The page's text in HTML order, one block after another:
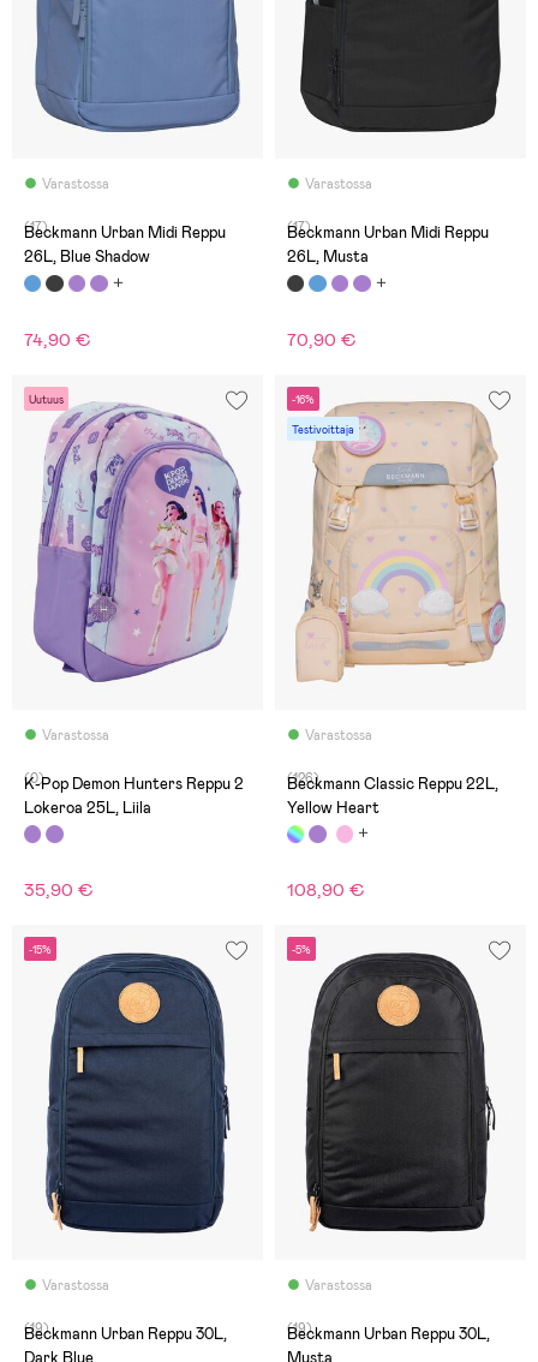
Varastossa
(17)
Beckmann Urban Midi Reppu
26L, Blue Shadow
74,90 €
Varastossa
(17)
Beckmann Urban Midi Reppu
26L, Musta
70,90 €
Uutuus
Varastossa
(0)
K-Pop Demon Hunters Reppu 2
Lokeroa 25L, Liila
35,90 €
-16%
Testivoittaja
Varastossa
(126)
Beckmann Classic Reppu 22L,
Yellow Heart
108,90 €
-15%
Varastossa
(19)
Beckmann Urban Reppu 30L,
Dark Blue
-5%
Varastossa
(19)
Beckmann Urban Reppu 30L,
Musta